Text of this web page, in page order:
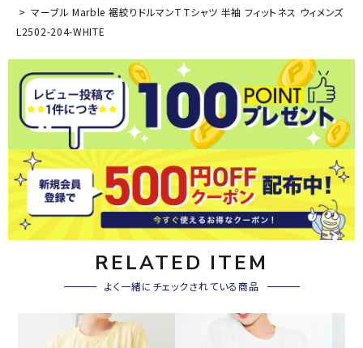
マーブル Marble 裾絞りドルマンT Tシャツ 半袖 フィットネス ウィメンズ
L2502-204-WHITE
RELATED ITEM
よく一緒にチェックされている商品